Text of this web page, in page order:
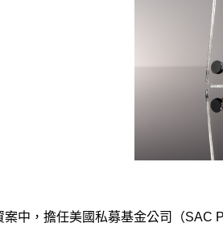
中，擔任美國私募基金公司（